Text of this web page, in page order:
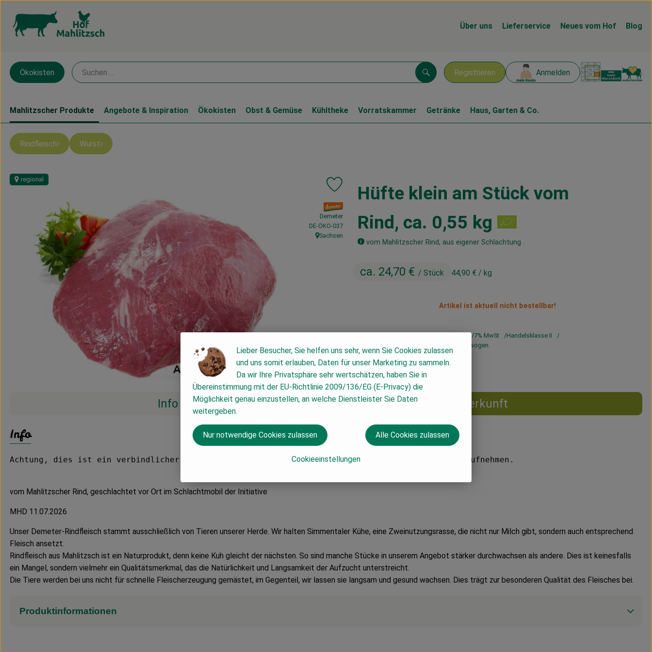
Über uns Lieferservice Neues vom Hof Blog
Registrieren Anmelden
Suchen
Ökokisten
Mahlitzscher Produkte Angebote & Inspiration Ökokisten Obst & Gemüse Kühltheke Vorratskammer Getränke Haus, Garten & Co.
Rindfleisch Wurst
Hüfte klein am Stück vom
Rind, ca. 0,55 kg
vom Mahlitzscher Rind, aus eigener Schlachtung
ca. 24,70 € / Stück 44,90 € / kg
regional
Produkt zu Favouriten hinzufügen
, Verband:
Demeter
, Kontrollstelle:
DE-ÖKO-037
, Herkunft:
Sachsen
Artikel ist aktuell nicht bestellbar!
7% MwSt
Handelsklasse II
Dieser Artikel wird genau eingewogen.
Info Herkunft
Info
Achtung, dies ist ein verbindlicher Vorbestellartikel! Für Stornierungen bitte Kontakt zu uns aufnehmen.
vom Mahlitzscher Rind, geschlachtet vor Ort im Schlachtmobil der Initiative
MHD 11.07.2026
Unser Demeter-Rindfleisch stammt ausschließlich von Tieren unserer Herde. Wir halten Simmentaler Kühe, eine Zweinutzungsrasse, die nicht nur Milch gibt, sondern auch entsprechend
Fleisch ansetzt.
Rindfleisch aus Mahlitzsch ist ein Naturprodukt, denn keine Kuh gleicht der nächsten. So sind manche Stücke in unserem Angebot stärker durchwachsen als andere. Dies ist keinesfalls
ein Mangel, sondern vielmehr ein Qualitätsmerkmal, das die Natürlichkeit und Langsamkeit der Aufzucht unterstreicht.
Die Tiere werden bei uns nicht für schnelle Fleischerzeugung gemästet, im Gegenteil, wir lassen sie langsam und gesund wachsen. Dies trägt zur besonderen Qualität des Fleisches bei.
Produktinformationen
Lieber Besucher, Sie helfen uns sehr, wenn Sie Cookies zulassen
und uns somit erlauben, Daten für unser Marketing zu sammeln.
Da wir Ihre Privatsphäre sehr wertschätzen, haben Sie in
Übereinstimmung mit der EU-Richtlinie 2009/136/EG (E-Privacy) die
Möglichkeit genau einzustellen, an welche Dienstleister Sie Daten
weitergeben.
Cookieeinstellungen
Nur notwendige Cookies zulassen Alle Cookies zulassen